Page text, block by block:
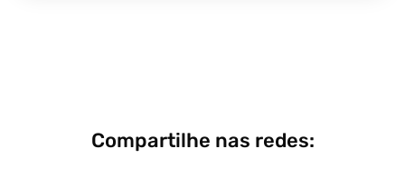
Compartilhe nas redes: